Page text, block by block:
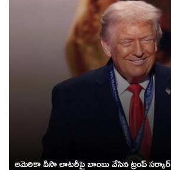
అమెరికా వీసా లాటరీపై బాంబు వేసిన ట్రంప్ సర్కార్